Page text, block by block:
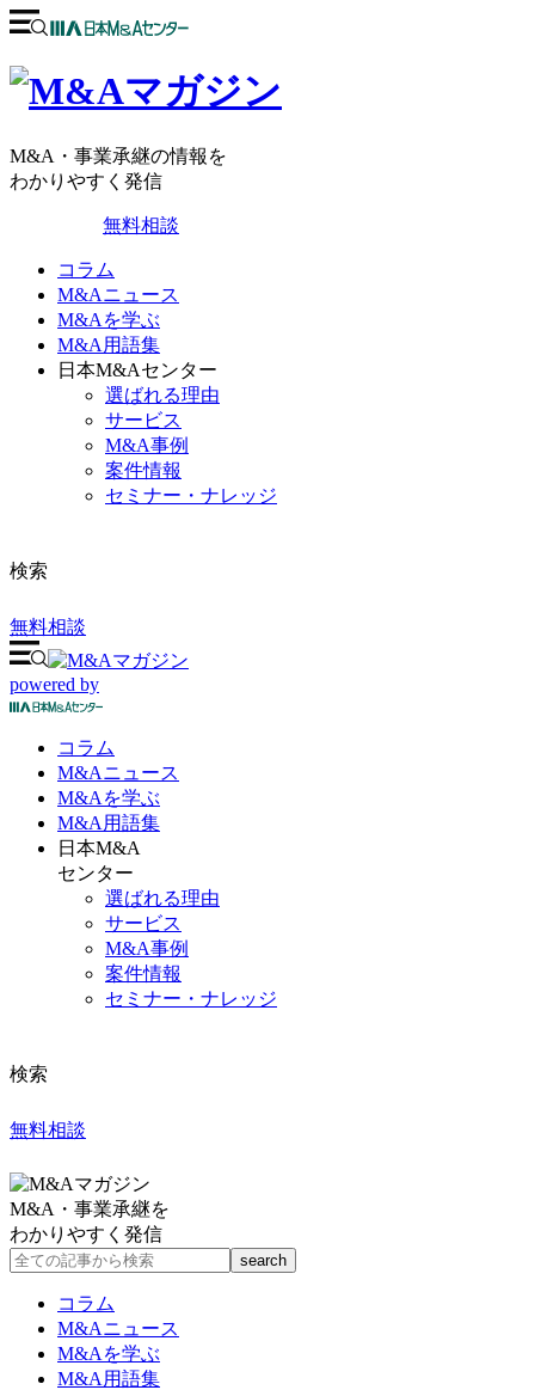
M&A・事業承継の情報を
わかりやすく発信
無料相談
コラム
M&Aニュース
M&Aを学ぶ
M&A用語集
日本M&Aセンター
選ばれる理由
サービス
M&A事例
案件情報
セミナー・ナレッジ
検索
無料相談
powered by
コラム
M&Aニュース
M&Aを学ぶ
M&A 用語集
日本M&A
センター
選ばれる理由
サービス
M&A事例
案件情報
セミナー・ナレッジ
検索
無料相談
M&A・事業承継を
わかりやすく発信
コラム
M&Aニュース
M&Aを学ぶ
M&A用語集